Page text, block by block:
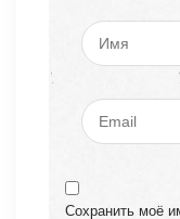
Сохранить моё